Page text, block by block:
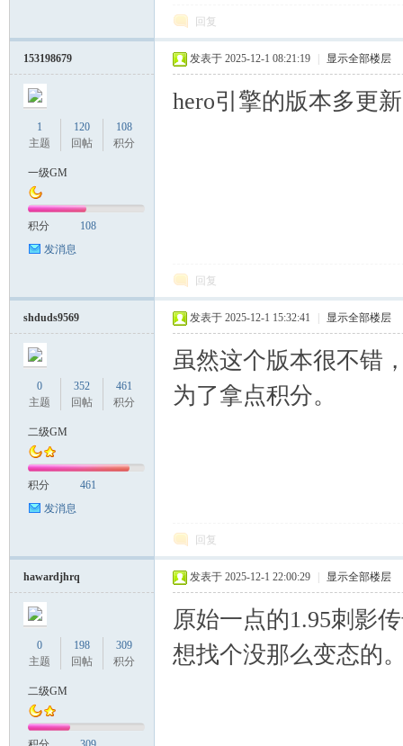
回复
153198679
1
主题
120
回帖
108
积分
一级GM
积分
108
发消息
发表于 2025-12-1 08:21:19 显示全部楼层
hero引擎的版本多更
回复
shduds9569
0
主题
352
回帖
461
积分
二级GM
积分
461
发消息
发表于 2025-12-1 15:32:41 显示全部楼层
虽然这个版本很不错
为了拿点积分。
回复
hawardjhrq
0
主题
198
回帖
309
积分
二级GM
发表于 2025-12-1 22:00:29 显示全部楼层
原始一点的1.95刺影
想找个没那么变态的